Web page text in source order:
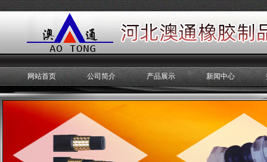
网站首页 公司简介 产品展示 新闻中心